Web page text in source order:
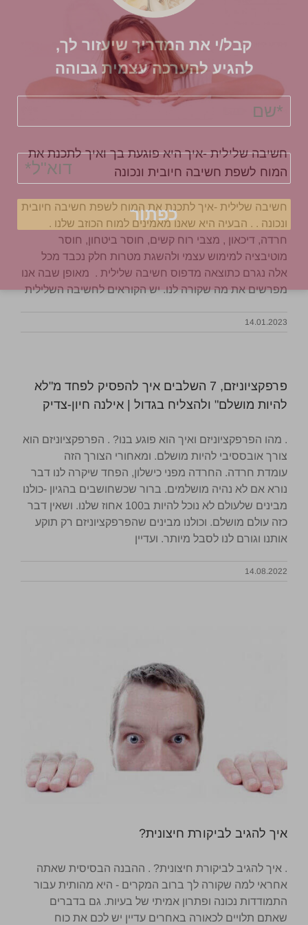
חשיבה שלילית -איך היא פוגעת בך ואיך לתכנת את
המוח לשפת חשיבה חיובית ונכונה
חשיבה שלילית -איך לתכנת את המוח לשפת חשיבה חיובית
ונכונה . . הבעיה היא שאנו מאמינים למוח הכוזב שלנו .
חרדה, דיכאון , מצבי רוח קשים, חוסר ביטחון, חוסר
מוטיבציה למימוש עצמי ולהשגת מטרות חלק נכבד מכל
אלה נגרם כתוצאה מדפוס חשיבה שלילית . מאופן שבה אנו
מפרשים את מה שקורה לנו. יש הקוראים לחשיבה השלילית
14.01.2023
פרפקציוניזם, 7 השלבים איך להפסיק לפחד מ"לא
להיות מושלם" ולהצליח בגדול | אילנה חיון-צדיק
. מהו הפרפקציוניזם ואיך הוא פוגע בנו? . הפרפקציוניזם הוא
צורך אובססיבי להיות מושלם. ומאחורי הצורך הזה
עומדת חרדה. החרדה מפני כישלון, הפחד שיקרה לנו דבר
נורא אם לא נהיה מושלמים. ברור שכשחושבים בהגיון -כולנו
מבינים שלעולם לא נוכל להיות ב100 אחוז שלנו. ושאין דבר
כזה עולם מושלם. וכולנו מבינים שהפרפקציוניזם רק תוקע
אותנו וגורם לנו לסבל מיותר. ועדיין
14.08.2022
איך להגיב לביקורת חיצונית?
. איך להגיב לביקורת חיצונית? . ההבנה הבסיסית שאתה
אחראי למה שקורה לך ברוב המקרים - היא מהותית עבור
התמודדות נכונה ופתרון אמיתי של בעיות. גם בדברים
שאתם תלויים לכאורה באחרים עדיין יש לכם את כוח
קבל/י את המדריך שיעזור לך,
להגיע להערכה עצמית גבוהה​